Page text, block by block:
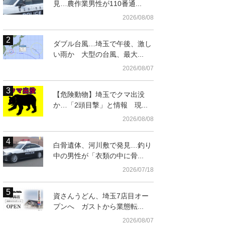
見…農作業男性が110番通...
2026/08/08
ダブル台風…埼玉で午後、激し
い雨か 大型の台風、最大...
2026/08/07
【危険動物】埼玉でクマ出没
か…「2頭目撃」と情報 現...
2026/08/08
白骨遺体、河川敷で発見…釣り
中の男性が「衣類の中に骨...
2026/07/18
資さんうどん、埼玉7店目オー
プンへ ガストから業態転...
2026/08/07